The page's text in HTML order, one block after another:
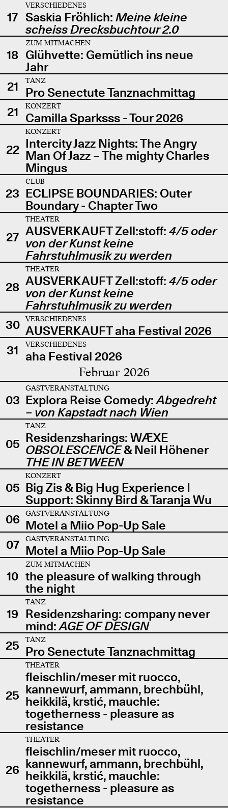
17
VERSCHIEDENES
Saskia Fröhlich: Meine kleine
scheiss Drecksbuchtour 2.0
18
ZUM MITMACHEN
Glühvette: Gemütlich ins neue
Jahr
21
TANZ
Pro Senectute Tanznachmittag
21
KONZERT
Camilla Sparksss - Tour 2026
22
KONZERT
Intercity Jazz Nights: The Angry
Man Of Jazz – The mighty Charles
Mingus
23
CLUB
ECLIPSE BOUNDARIES: Outer
Boundary - Chapter Two
27
THEATER
AUSVERKAUFT Zell:stoff: 4/5 oder
von der Kunst keine
Fahrstuhlmusik zu werden
28
THEATER
AUSVERKAUFT Zell:stoff: 4/5 oder
von der Kunst keine
Fahrstuhlmusik zu werden
30
VERSCHIEDENES
AUSVERKAUFT aha Festival 2026
31
VERSCHIEDENES
aha Festival 2026
Februar 2026
03
GASTVERANSTALTUNG
Explora Reise Comedy:Abgedreht
– von Kapstadt nach Wien
05
TANZ
Residenzsharings: WÆXE
OBSOLESCENCE& Neil Höhener
THE IN BETWEEN
05
KONZERT
Big Zis & Big Hug Experience |
Support: Skinny Bird & Taranja Wu
06
GASTVERANSTALTUNG
Motel a Miio Pop-Up Sale
07
GASTVERANSTALTUNG
Motel a Miio Pop-Up Sale
10
ZUM MITMACHEN
the pleasure of walking through
the night
19
TANZ
Residenzsharing: company never
mind:AGE OF DESIGN
25
TANZ
Pro Senectute Tanznachmittag
25
THEATER
fleischlin/meser mit ruocco,
kannewurf, ammann, brechbühl,
heikkilä, krstić, mauchle:
togetherness - pleasure as
resistance
26
THEATER
fleischlin/meser mit ruocco,
kannewurf, ammann, brechbühl,
heikkilä, krstić, mauchle:
togetherness - pleasure as
resistance